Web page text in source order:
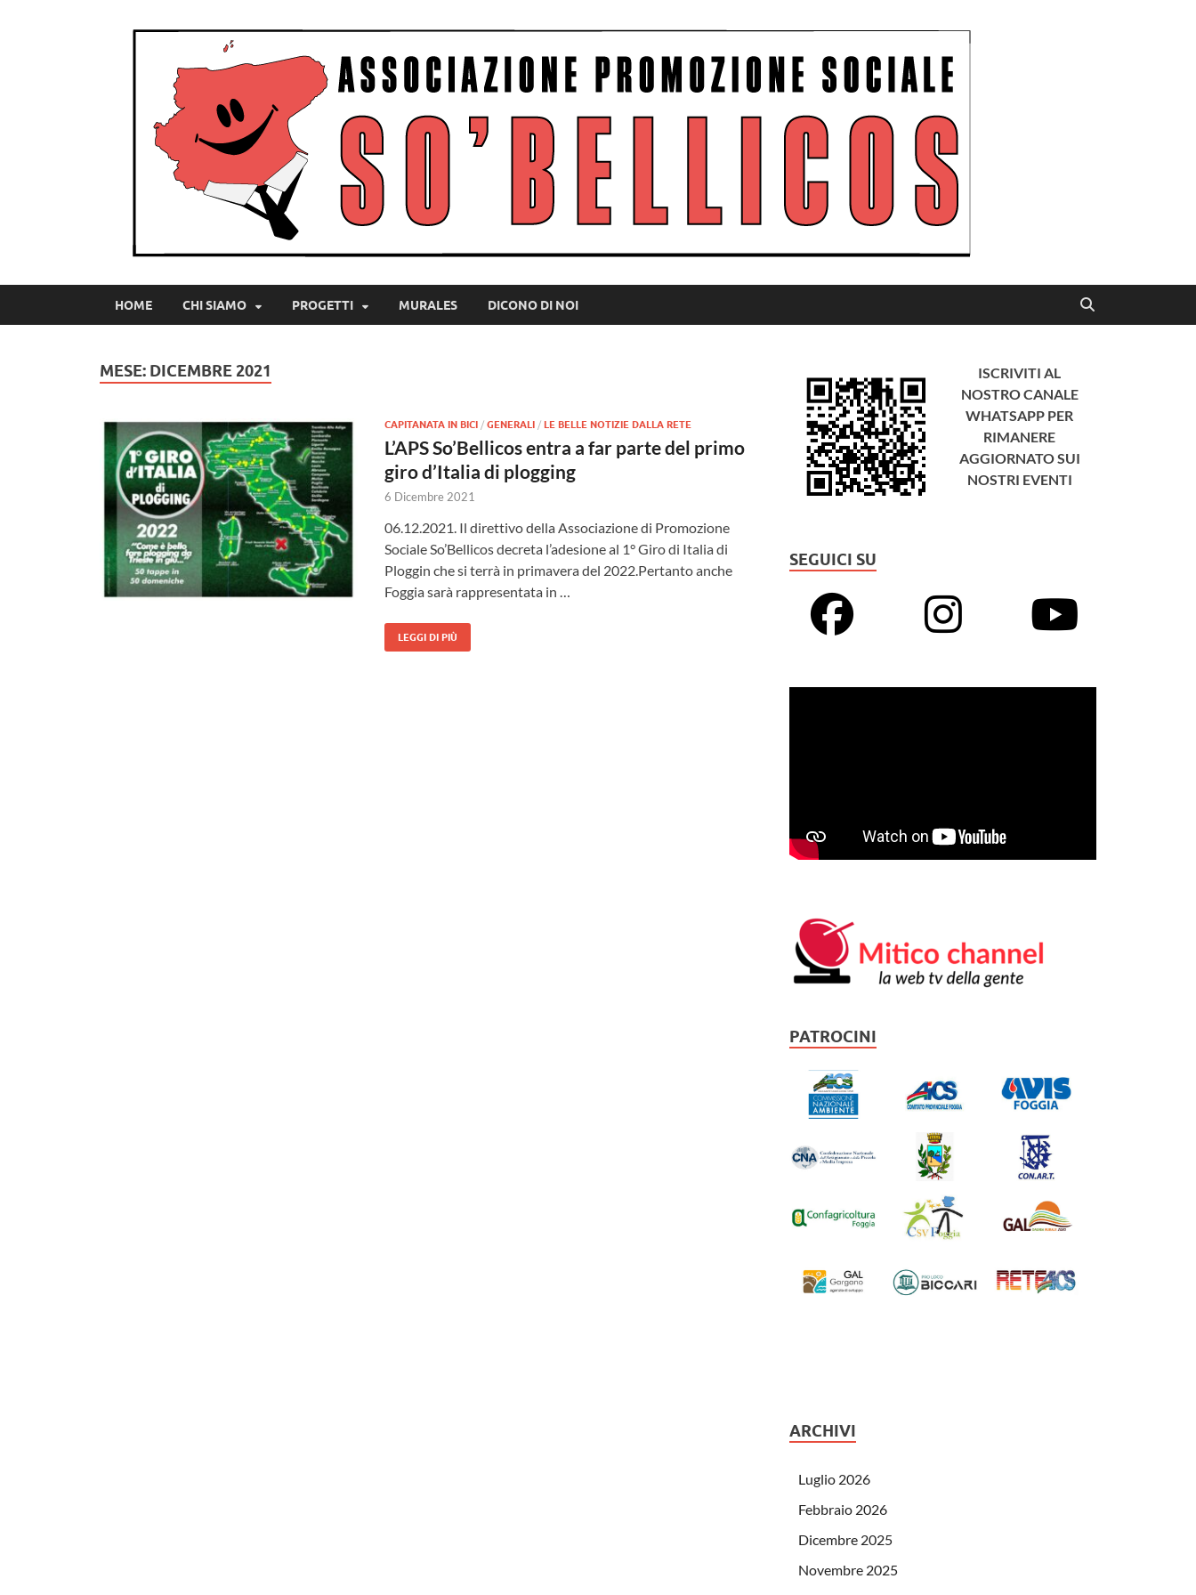
HOME CHI SIAMO PROGETTI MURALES DICONO DI NOI
MESE: DICEMBRE 2021
CAPITANATA IN BICI / GENERALI / LE BELLE NOTIZIE DALLA RETE
L’APS So’Bellicos entra a far parte del primo
giro d’Italia di plogging
6 Dicembre 2021
06.12.2021. Il direttivo della Associazione di Promozione
Sociale So’Bellicos decreta l’adesione al 1° Giro di Italia di
Ploggin che si terrà in primavera del 2022.Pertanto anche
Foggia sarà rappresentata in …
LEGGI DI PIÙ
ISCRIVITI AL
NOSTRO CANALE
WHATSAPP PER
RIMANERE
AGGIORNATO SUI
NOSTRI EVENTI
SEGUICI SU
PATROCINI
ARCHIVI
Luglio 2026
Febbraio 2026
Dicembre 2025
Novembre 2025